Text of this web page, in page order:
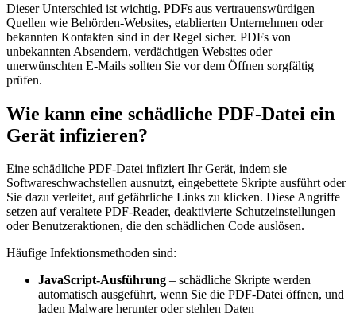
Dieser Unterschied ist wichtig. PDFs aus vertrauenswürdigen
Quellen wie Behörden-Websites, etablierten Unternehmen oder
bekannten Kontakten sind in der Regel sicher. PDFs von
unbekannten Absendern, verdächtigen Websites oder
unerwünschten E-Mails sollten Sie vor dem Öffnen sorgfältig
prüfen.
Wie kann eine schädliche PDF-Datei ein
Gerät infizieren?
Eine schädliche PDF-Datei infiziert Ihr Gerät, indem sie
Softwareschwachstellen ausnutzt, eingebettete Skripte ausführt oder
Sie dazu verleitet, auf gefährliche Links zu klicken. Diese Angriffe
setzen auf veraltete PDF-Reader, deaktivierte Schutzeinstellungen
oder Benutzeraktionen, die den schädlichen Code auslösen.
Häufige Infektionsmethoden sind:
JavaScript-Ausführung – schädliche Skripte werden
automatisch ausgeführt, wenn Sie die PDF-Datei öffnen, und
laden Malware herunter oder stehlen Daten